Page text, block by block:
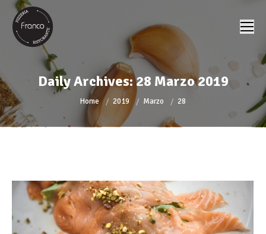
Daily Archives:28 Marzo 2019
You are here:
Home 2019 Marzo 28